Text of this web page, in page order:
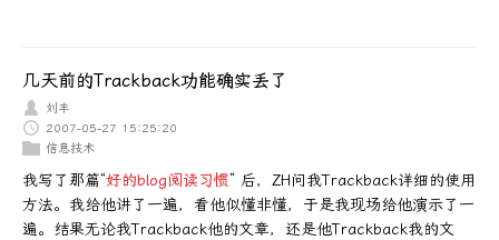
几天前的Trackback功能确实丢了
刘丰
2007-05-27 15:25:20
信息技术
我写了那篇“好的blog阅读习惯” 后，ZH问我Trackback详细的使用
方法。我给他讲了一遍，看他似懂非懂，于是我现场给他演示了一
遍。结果无论我Trackback他的文章，还是他Trackback我的文